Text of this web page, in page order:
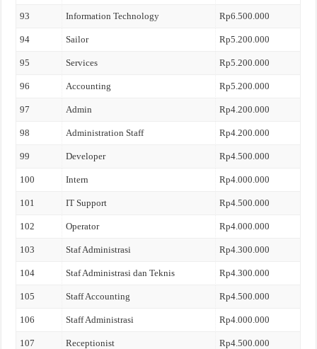
93 Information Technology Rp6.500.000
94 Sailor Rp5.200.000
95 Services Rp5.200.000
96 Accounting Rp5.200.000
97 Admin Rp4.200.000
98 Administration Staff Rp4.200.000
99 Developer Rp4.500.000
100 Intern Rp4.000.000
101 IT Support Rp4.500.000
102 Operator Rp4.000.000
103 Staf Administrasi Rp4.300.000
104 Staf Administrasi dan Teknis Rp4.300.000
105 Staff Accounting Rp4.500.000
106 Staff Administrasi Rp4.000.000
107 Receptionist Rp4.500.000